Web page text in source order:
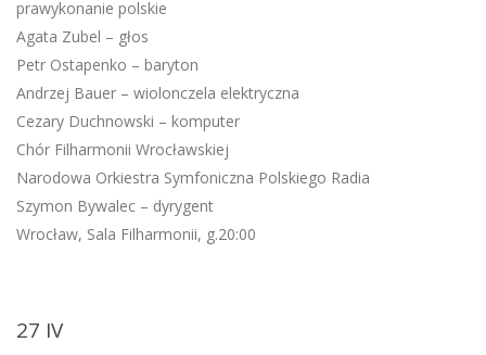
prawykonanie polskie
Agata Zubel – głos
Petr Ostapenko – baryton
Andrzej Bauer – wiolonczela elektryczna
Cezary Duchnowski – komputer
Chór Filharmonii Wrocławskiej
Narodowa Orkiestra Symfoniczna Polskiego Radia
Szymon Bywalec – dyrygent
Wrocław, Sala Filharmonii, g.20:00
27 IV